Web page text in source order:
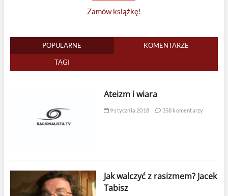
Zamów książkę!
POPULARNE KOMENTARZE
TAGI
Ateizm i wiara
9 stycznia 2018 358 komentarzy
Jak walczyć z rasizmem? Jacek
Tabisz